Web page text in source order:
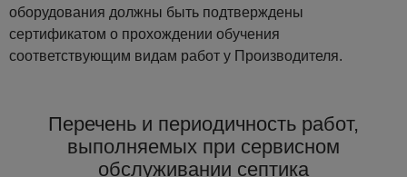
оборудования должны быть подтверждены
сертификатом о прохождении обучения
соответствующим видам работ у Производителя.
Перечень и периодичность работ,
выполняемых при сервисном
обслуживании септика